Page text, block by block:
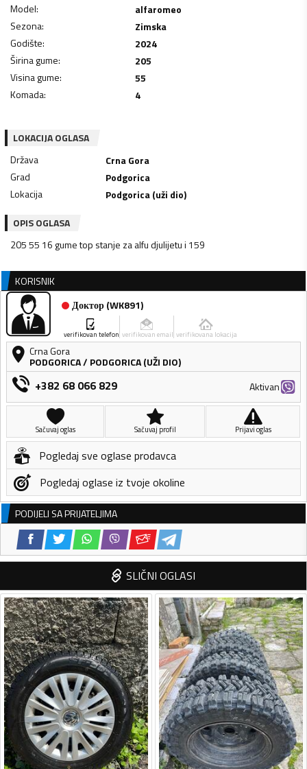
Model:
alfaromeo
Sezona:
Zimska
Godište:
2024
Širina gume:
205
Visina gume:
55
Komada: 4
LOKACIJA OGLASA
Država
Crna Gora
Grad
Podgorica
Lokacija
Podgorica (uži dio)
OPIS OGLASA
205 55 16 gume top stanje za alfu djulijetu i 159
KORISNIK
Доктор(WK891)
verifikovan telefon verifikovan email verifikovana lokacija
Crna Gora
PODGORICA/ PODGORICA (UŽI DIO)
+382 68 066 829 Aktivan
Sačuvaj oglas Sačuvaj profil Prijavi oglas
Pogledaj sve oglase prodavca
Pogledaj oglase iz tvoje okoline
PODIJELI SA PRIJATELJIMA
SLIČNI OGLASI